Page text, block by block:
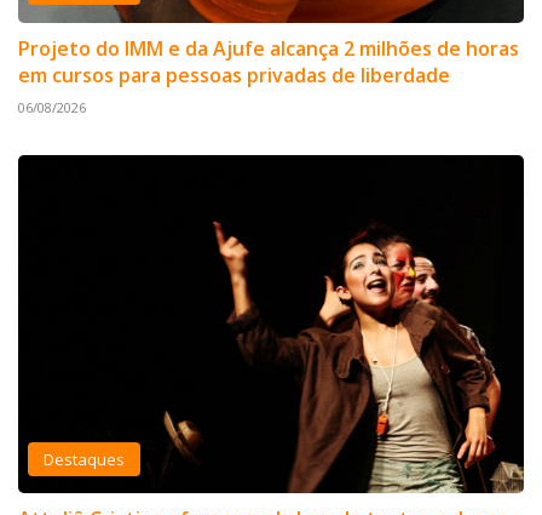
Projeto do IMM e da Ajufe alcança 2 milhões de horas
em cursos para pessoas privadas de liberdade
06/08/2026
Destaques